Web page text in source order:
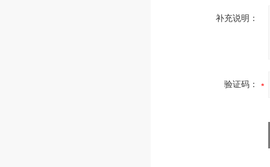
补充说明：
验证码：